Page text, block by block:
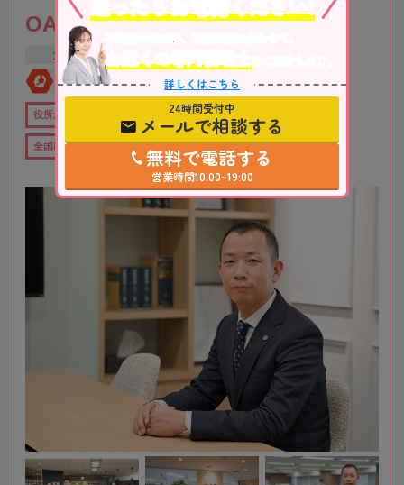
OAG税理士法人 大阪
大阪府
全国対応 初回相談無料
役所から近い 在籍数10名以上 オンライン相談可
全国出張対応可 女性税理士在籍
不動産や株式等、相続資産に合わせて、
お近くの専門税理士
をご紹介します。
詳しくはこちら
24時間受付中
メールで相談する
無料で電話する
営業時間10:00~19:00